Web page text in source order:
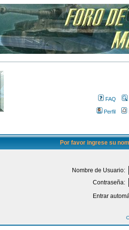
FAQ
Perfil
Por favor ingrese su
Nombre de Usuario:
Contraseña:
Entrar